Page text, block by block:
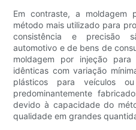
Em contraste, a moldagem
método mais utilizado para
consistência e precisão
automotivo e de bens de
moldagem por injeção
idênticas com variação
plásticos para veículos
predominantemente
devido à capacidade do
qualidade em grandes